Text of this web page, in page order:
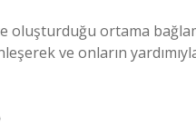
oluşturduğu ortama
ve onların